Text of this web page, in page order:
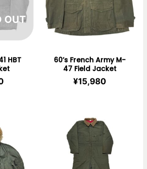
HBT
60’s French Army M-
47 Field Jacket
¥15,980